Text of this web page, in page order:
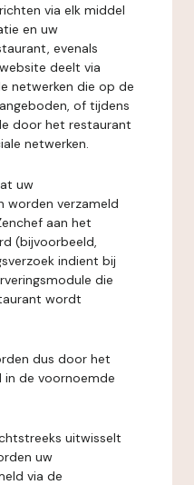
via elk middel
en uw
evenals
deelt via
netwerken die op de
of tijdens
door het restaurant
netwerken.
uw
worden verzameld
aan het
(bijvoorbeeld,
indient bij
die
wordt
dus door het
in de voornoemde
uitwisselt
uw
via de